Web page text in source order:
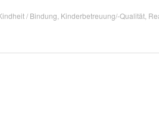
/ Bindung Kinderbetreuung/-Qualität